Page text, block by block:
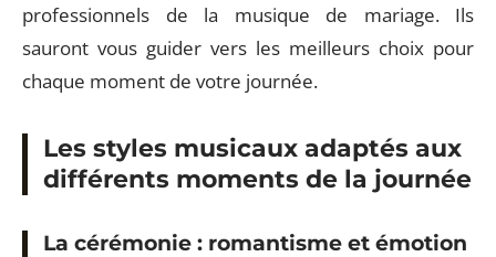
professionnels de la musique de mariage. Ils
sauront vous guider vers les meilleurs choix pour
chaque moment de votre journée.
Les styles musicaux adaptés aux
différents moments de la journée
La cérémonie : romantisme et émotion